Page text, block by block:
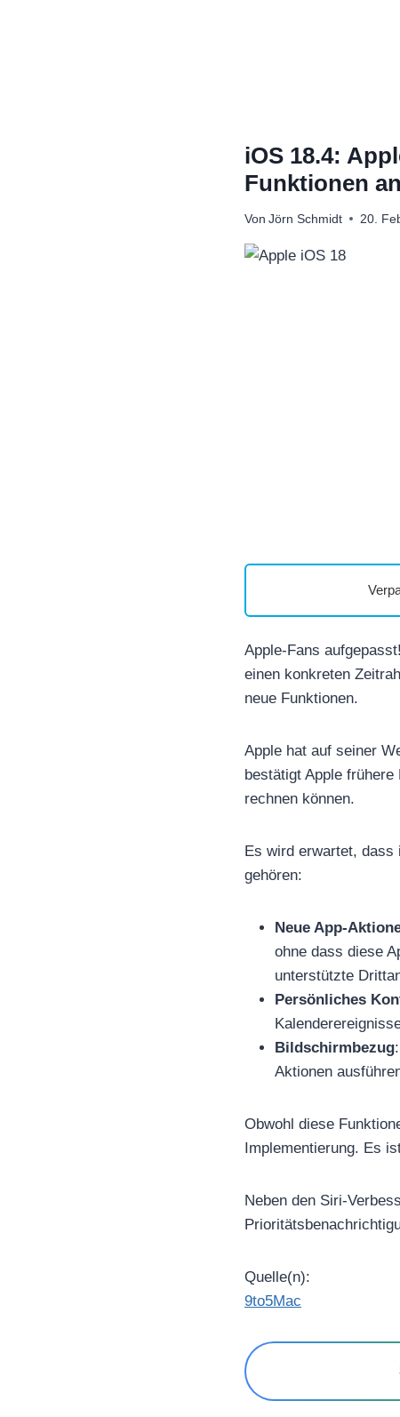
iOS 18.4:
Funktionen an
Von Jörn Schmidt 20.
Apple-Fans
einen konkreten
neue Funktionen.
Apple hat auf seiner
bestätigt Apple
rechnen können.
Es wird erwartet, dass
gehören:
Neue App-
ohne dass diese
unterstützte
Persönliches
Bildschirmbezug
Aktionen
Obwohl diese
Implementierung. Es
Neben den Siri-
Quelle(n):
9to5Mac